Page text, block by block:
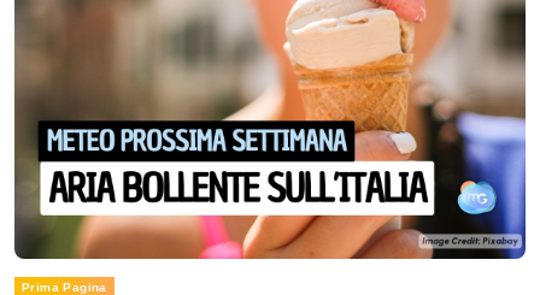
Prima Pagina